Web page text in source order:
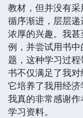
教材，但并没有
循序渐进，层层
浓厚的兴趣。我
例，并尝试用书
题，这种学习过
书不仅满足了我对
它培养了我用经济
我真的非常感谢
学习资料。